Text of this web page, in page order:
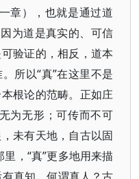
章），也就是通过道
为道是真实的、可信
验证的，相反，道本
所以“真”在这里不是
根论的范畴。正如庄
为无形；可传而不可
未有天地，自古以固
，“真”更多地用来描